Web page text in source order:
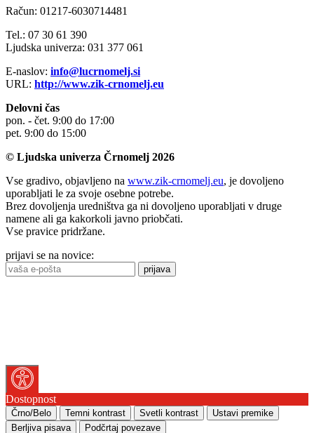
Račun: 01217-6030714481
Tel.: 07 30 61 390
Ljudska univerza: 031 377 061
E-naslov: info@lucrnomelj.si
URL: http://www.zik-crnomelj.eu
Delovni čas
pon. - čet. 9:00 do 17:00
pet. 9:00 do 15:00
© Ljudska univerza Črnomelj 2026
Vse gradivo, objavljeno na www.zik-crnomelj.eu, je dovoljeno
uporabljati le za svoje osebne potrebe.
Brez dovoljenja uredništva ga ni dovoljeno uporabljati v druge
namene ali ga kakorkoli javno priobčati.
Vse pravice pridržane.
prijavi se na novice:
prijava
Dostopnost
Črno/Belo Temni kontrast Svetli kontrast
Ustavi premike
Berljiva pisava
Podčrtaj povezave